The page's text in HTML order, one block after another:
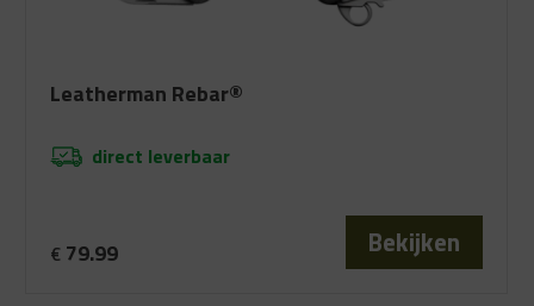
Leatherman Rebar®
direct leverbaar
€ 79.99 Bekijken